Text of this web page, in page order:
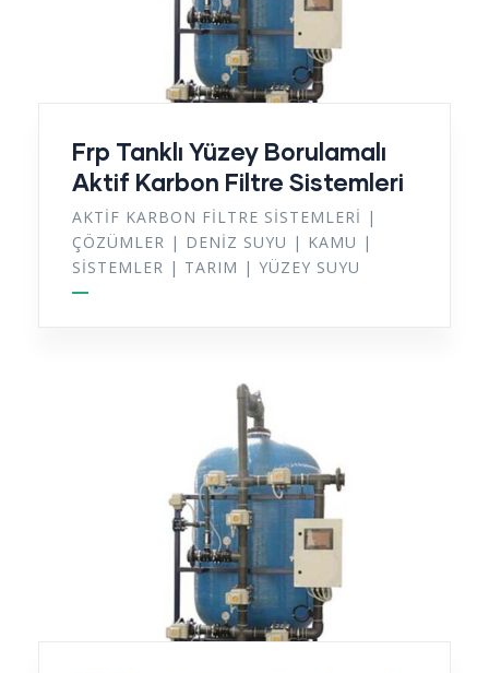
Frp Tanklı Yüzey Borulamalı
Aktif Karbon Filtre Sistemleri
AKTIF KARBON FILTRE SISTEMLERI |
ÇÖZÜMLER | DENIZ SUYU | KAMU |
SISTEMLER | TARIM | YÜZEY SUYU